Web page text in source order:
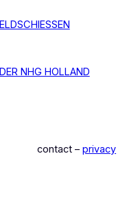
NHG HOLLAND
contact –privacy